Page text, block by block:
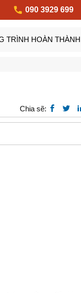
090 3929 699
TRÌNH HOÀN THÀNH
Chia sẽ: